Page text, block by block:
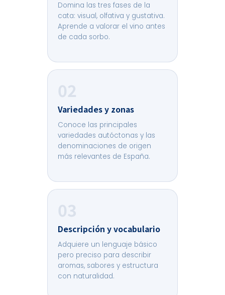
Domina las tres fases de la
cata: visual, olfativa y gustativa.
Aprende a valorar el vino antes
de cada sorbo.
02
Variedades y zonas
Conoce las principales
variedades autóctonas y las
denominaciones de origen
más relevantes de España.
03
Descripción y vocabulario
Adquiere un lenguaje básico
pero preciso para describir
aromas, sabores y estructura
con naturalidad.